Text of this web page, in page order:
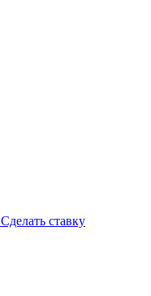
Сделать ставку